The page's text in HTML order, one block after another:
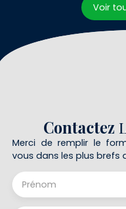
Voir
Contactez
Merci de remplir le
vous dans les plus brefs
Prénom